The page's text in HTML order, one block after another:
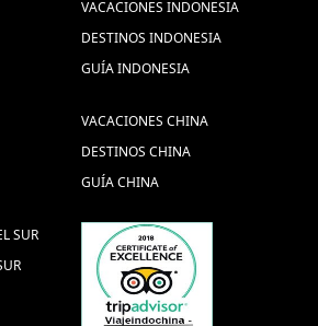
con los niños a
una semana en Camboya (1) ,
(3) ,
Laos (4) ,
,
ferias tailandia (1) ,
(1) , viagem Mianmar, viajar Mianmar (1) ,
Vietnam (2) , viajar Camboja (1) ,
Indochina (1) ,cuentos de
VACACIONES INDONESIA
DESTINOS INDONESIA
GUÍA INDONESIA
VACACIONES CHINA
DESTINOS CHINA
GUÍA CHINA
SUR